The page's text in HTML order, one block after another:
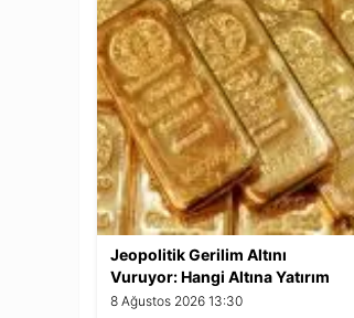
Jeopolitik Gerilim Altını
Vuruyor: Hangi Altına Yatırım
Yapmalı?
8 Ağustos 2026 13:30